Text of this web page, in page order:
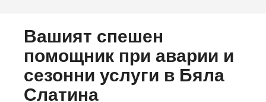
Вашият спешен
помощник при аварии и
сезонни услуги в Бяла
Слатина